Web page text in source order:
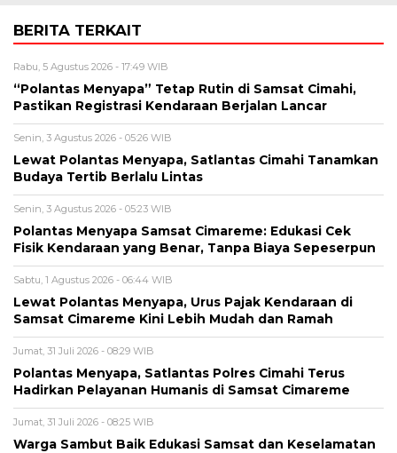
BERITA TERKAIT
Rabu, 5 Agustus 2026 - 17:49 WIB
“Polantas Menyapa” Tetap Rutin di Samsat Cimahi,
Pastikan Registrasi Kendaraan Berjalan Lancar
Senin, 3 Agustus 2026 - 05:26 WIB
Lewat Polantas Menyapa, Satlantas Cimahi Tanamkan
Budaya Tertib Berlalu Lintas
Senin, 3 Agustus 2026 - 05:23 WIB
Polantas Menyapa Samsat Cimareme: Edukasi Cek
Fisik Kendaraan yang Benar, Tanpa Biaya Sepeserpun
Sabtu, 1 Agustus 2026 - 06:44 WIB
Lewat Polantas Menyapa, Urus Pajak Kendaraan di
Samsat Cimareme Kini Lebih Mudah dan Ramah
Jumat, 31 Juli 2026 - 08:29 WIB
Polantas Menyapa, Satlantas Polres Cimahi Terus
Hadirkan Pelayanan Humanis di Samsat Cimareme
Jumat, 31 Juli 2026 - 08:25 WIB
Warga Sambut Baik Edukasi Samsat dan Keselamatan